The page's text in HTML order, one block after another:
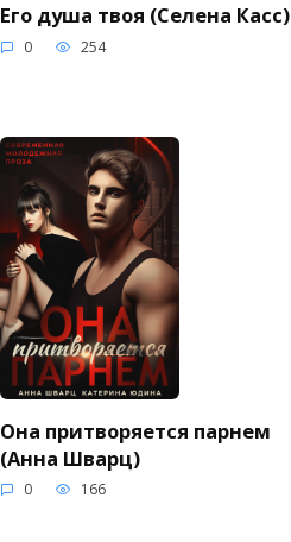
Его душа твоя (Селена Касс)
0 254
Она притворяется парнем
(Анна Шварц)
0 166